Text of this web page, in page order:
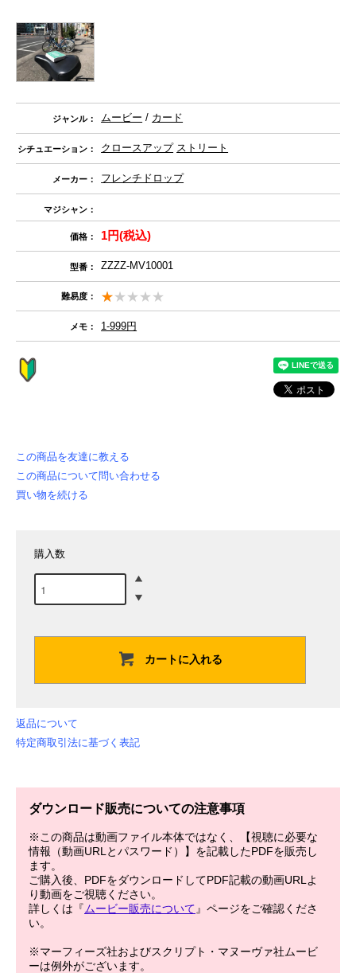
ジャンル： ムービー / カード
シチュエーション： クロースアップ ストリート
メーカー： フレンチドロップ
マジシャン：
価格： 1円(税込)
型番： ZZZZ-MV10001
難易度：
メモ： 1-999円
この商品を友達に教える
この商品について問い合わせる
買い物を続ける
購入数
カートに入れる
返品について
特定商取引法に基づく表記
ダウンロード販売についての注意事項
※この商品は動画ファイル本体ではなく、【視聴に必要な
情報（動画URLとパスワード）】を記載したPDFを販売し
ます。
ご購入後、PDFをダウンロードしてPDF記載の動画URLよ
り動画をご視聴ください。
詳しくは『 ムービー販売について 』ページをご確認くださ
い。
※マーフィーズ社およびスクリプト・マヌーヴァ社ムービ
ーは例外がございます。